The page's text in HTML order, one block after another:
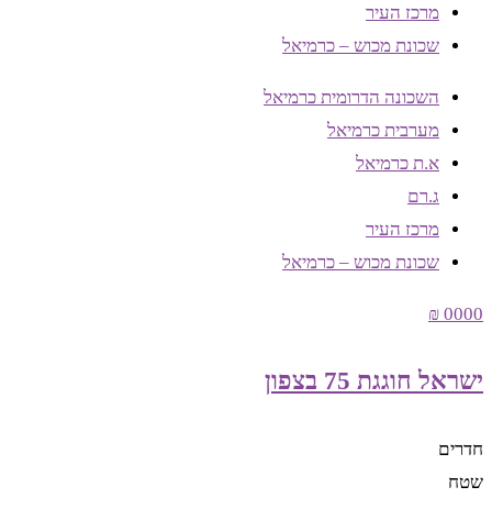
מרכז העיר
שכונת מכוש – כרמיאל
השכונה הדרומית כרמיאל
מערבית כרמיאל
א.ת כרמיאל
ג.רם
מרכז העיר
שכונת מכוש – כרמיאל
0000 ₪
ישראל חוגגת 75 בצפון
חדרים
שטח